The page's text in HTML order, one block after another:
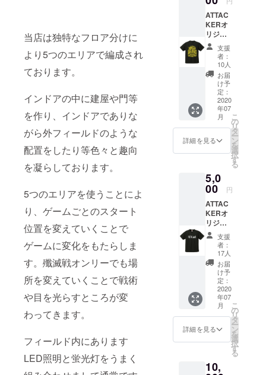
当店は独特なフロア分けに
より5つのエリアで編成され
ております。
インドアの中に建屋や門等
を作り、インドアでありな
がら外フィールドのような
配置をしたり等色々と趣向
を凝らしております。
5つのエリアを使うことによ
り、ゲームごとのスタート
位置を変えていくことで
ゲームに変化をもたらしま
す。殲滅戦オンリーでも場
所を変えていくことで戦術
や目を光らすところが変
わってきます。
フィールド内にあります
LED照明と蛍光灯をうまく
ザイン
に変更
が出る
場合が
ござい
ます。
※割引券
のご利
用は1名
様1枚ま
でと
なって
す。複
数仕
引券と
の併用
ません
のでご
了承く
ださ
い。 ※
割引券
の有効
期限は
2021年
7月31日
迄と
なって
す。
引き割
引券ｘ1
枚 当店
のフ
リー
ゲー
ム・定
例会・
貸切で
ご利用
できる
割引券
です。
※ご支援
時にT
黒)とサ
イズ
XL/その
他)をお
選びく
ださ
い。 ※
現在制
作中の
為、デ
ザイン
に変更
が出る
場合が
ます。
※割引券
様1枚ま
げで快
適にプ
レイが
出来ま
す。 御
要望が
多かっ
た黒地
にラメ
ゴール
ドのデ
ザイン
となり
ます。
1000円
引券ｘ1
のフ
リー
ゲー
ム・定
例会・
貸切で
ご利用
できる
割引券
です。
※ご支援
時にT
シャツ
のサイ
(S/M/L/
XL/その
い。 ※
ATTAC
KERオ
リジナ
ルドラ
イTシャ
ツ② 当
店のロ
ゴマー
クを
【バッ
ク】に
配置し
たドラ
イTシャ
ツで
す。 ド
シャツ
のおか
げで快
適にプ
レイが
出来ま
す。 御
要望が
多かっ
た黒地
にラメ
ゴール
ドのデ
ザイン
となり
ます。
1000円
引券ｘ1
のフ
支援
者：
10人
お届
け予
定：
2020
年07
月
詳細を見る
こ
の
リ
タ
ー
ン
を
選
択
す
る
5,0
00 円
ATTAC
KERオ
リジナ
ルドラ
イTシャ
ツ③ オ
リジナ
ルデザ
インを
フロン
トに配
置した
ドライT
シャツ
です。
ドライT
のおか
支援
者：
17人
お届
け予
定：
2020
年07
月
詳細を見る
こ
の
リ
タ
ー
ン
を
選
択
す
る
10,